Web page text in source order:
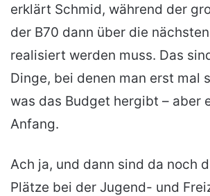
erklärt Schmid, während der
der B70 dann über die
realisiert werden muss. Das
Dinge, bei denen man erst mal
was das Budget hergibt – aber
Anfang.
Ach ja, und dann sind da noch
Plätze bei der Jugend- und